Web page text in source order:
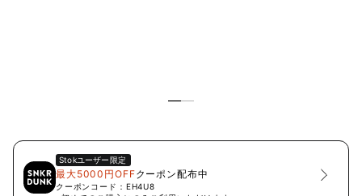
Stokユーザー限定
最大5000円OFFクーポン配布中
クーポンコード： EH4U8